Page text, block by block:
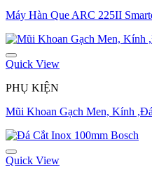
Máy Hàn Que ARC 225II
Quick View
PHỤ KIỆN
Mũi Khoan Gạch Men, Kính
Quick View